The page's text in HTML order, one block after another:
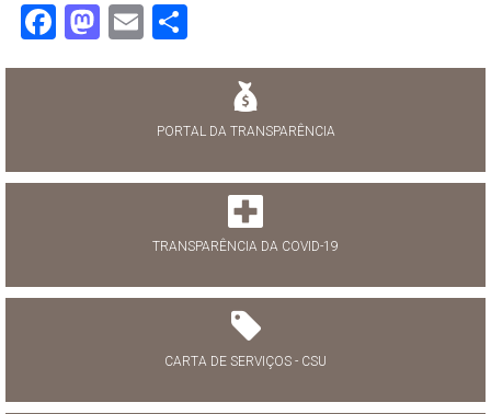
Facebook
Mastodon
Email
PORTAL DA TRANSPARÊNCIA
TRANSPARÊNCIA DA COVID-19
CARTA DE SERVIÇOS - CSU